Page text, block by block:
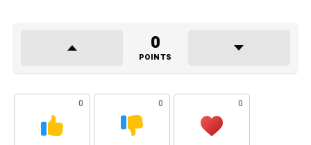
0
POINTS
0 0 0